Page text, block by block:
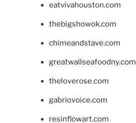
eatvivahouston.com
thebigshowok.com
chimeandstave.com
greatwallseafoodny.com
theloverose.com
gabriovoice.com
resinflowart.com